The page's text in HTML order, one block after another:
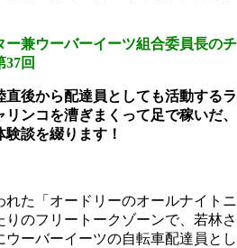
兼ウーバーイーツ組合委員長のチ
37回
直後から配達員としても活動するラ
リンコを漕ぎまくって足で稼いだ、
談を綴ります！
た「オードリーのオールナイトニ
のフリートークゾーンで、若林さ
ウーバーイーツの自転車配達員とし